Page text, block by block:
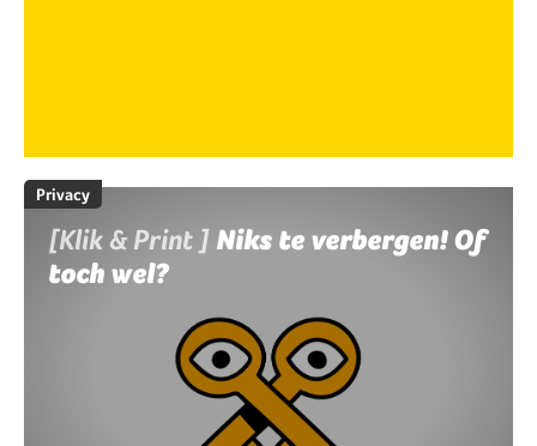
Privacy
[Klik & Print ] Niks te verbergen! Of
toch wel?